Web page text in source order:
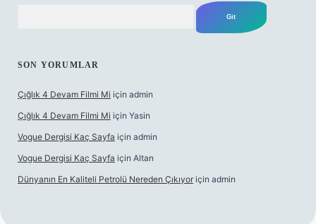
SON YORUMLAR
Çığlık 4 Devam Filmi Mi için admin
Çığlık 4 Devam Filmi Mi için Yasin
Vogue Dergisi Kaç Sayfa için admin
Vogue Dergisi Kaç Sayfa için Altan
Dünyanın En Kaliteli Petrolü Nereden Çıkıyor için admin